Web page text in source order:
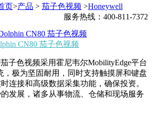
页>产品 > 茄子色视频 >Honeywell
服务热线：400-811-7372
CN80 茄子色视频
子色视频采用霍尼韦尔MobilityEdge平台
，极为坚固耐用，同时支持触摸屏和键盘
时连接和高级数据采集功能，确保投资。
展，诸多从事物流、仓储和现场服务